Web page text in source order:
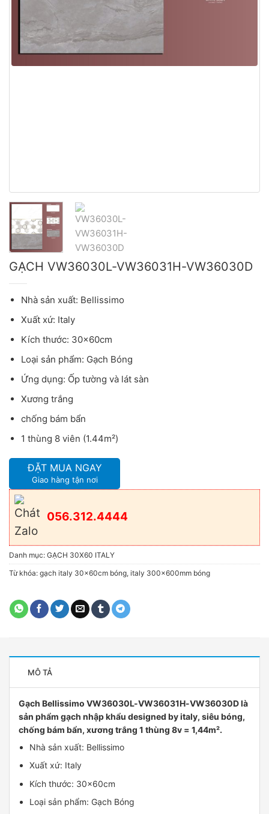
GẠCH VW36030L-VW36031H-VW36030D
Nhà sản xuất: Bellissimo
Xuất xứ: Italy
Kích thước: 30x60cm
Loại sản phẩm: Gạch Bóng
Ứng dụng: Ốp tường và lát sàn
Xương trắng
chống bám bẩn
1 thùng 8 viên (1.44m²)
ĐẶT MUA NGAY
Giao hàng tận nơi
056.312.4444
Danh mục: GẠCH 30X60 ITALY
Từ khóa: gạch italy 30x60cm bóng, italy 300x600mm bóng
MÔ TẢ
Gạch Bellissimo VW36030L-VW36031H-VW36030D là
sản phẩm gạch nhập khẩu designed by italy, siêu bóng,
chống bám bẩn, xương trắng 1 thùng 8v = 1,44m².
Nhà sản xuất: Bellissimo
Xuất xứ: Italy
Kích thước: 30x60cm
Loại sản phẩm: Gạch Bóng